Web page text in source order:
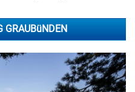
GRAUBüNDEN